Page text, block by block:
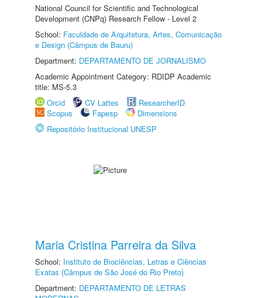
National Council for Scientific and Technological
Development (CNPq) Research Fellow - Level 2
School: Faculdade de Arquitetura, Artes, Comunicação
e Design (Câmpus de Bauru)
Department: DEPARTAMENTO DE JORNALISMO
Academic Appointment Category: RDIDP Academic
title: MS-5.3
Orcid
CV Lattes
ResearcherID
Scopus
Fapesp
Dimensions
Repositório Institucional UNESP
Maria Cristina Parreira da Silva
School: Instituto de Biociências, Letras e Ciências
Exatas (Câmpus de São José do Rio Preto)
Department: DEPARTAMENTO DE LETRAS